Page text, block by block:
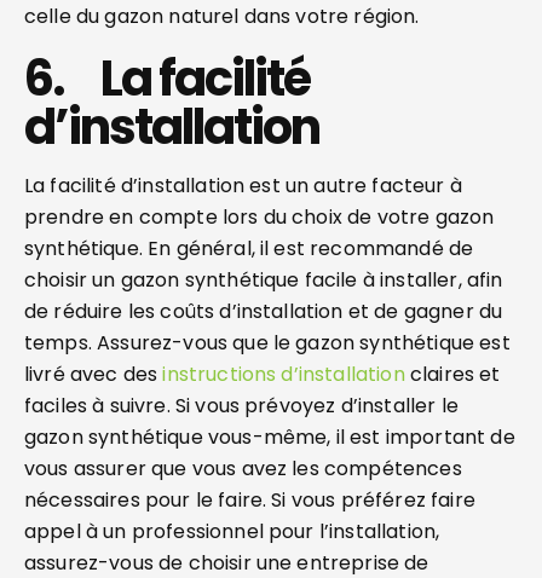
celle du gazon naturel dans votre région.
6. La facilité
d’installation
La facilité d’installation est un autre facteur à
prendre en compte lors du choix de votre gazon
synthétique. En général, il est recommandé de
choisir un gazon synthétique facile à installer, afin
de réduire les coûts d’installation et de gagner du
temps. Assurez-vous que le gazon synthétique est
livré avec desinstructions d’installationclaires et
faciles à suivre. Si vous prévoyez d’installer le
gazon synthétique vous-même, il est important de
vous assurer que vous avez les compétences
nécessaires pour le faire. Si vous préférez faire
appel à un professionnel pour l’installation,
assurez-vous de choisir une entreprise de